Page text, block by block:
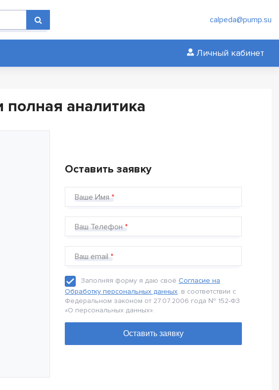
calpeda@pump.su
Личный кабинет
полная аналитика
Оставить заявку
Ваше Имя
Ваш Телефон
Ваш email
Заполняя форму я даю своё Согласие на
Обработку персональных данных, в соответствии с
Федеральном законом от 27.07.2006 года № 152-Ф3
«О персональных данных».